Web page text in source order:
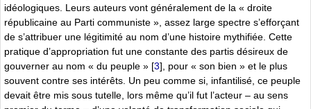
idéologiques. Leurs auteurs vont généralement de la « droite
républicaine au Parti communiste », assez large spectre s’efforçant
de s’attribuer une légitimité au nom d’une histoire mythifiée. Cette
pratique d’appropriation fut une constante des partis désireux de
gouverner au nom « du peuple » [3], pour « son bien » et le plus
souvent contre ses intérêts. Un peu comme si, infantilisé, ce peuple
devait être mis sous tutelle, lors même qu’il fut l’acteur – au sens